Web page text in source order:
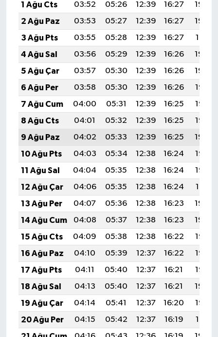
1 Ağu Cts
03:52 05:26 12:39 16:27
19:43
2 Ağu Paz
03:53 05:27 12:39 16:27
19:42
3 Ağu Pts
03:55 05:28 12:39 16:27
19:41
4 Ağu Sal
03:56 05:29 12:39 16:26
19:40
5 Ağu Çar
03:57 05:30 12:39 16:26
19:39
6 Ağu Per
03:58 05:30 12:39 16:26
19:38
7 Ağu Cum
04:00 05:31 12:39 16:25
19:37
8 Ağu Cts
04:01 05:32 12:39 16:25
19:35
9 Ağu Paz
04:02 05:33 12:39 16:25
19:34
10 Ağu Pts
04:03 05:34 12:38 16:24
19:33
11 Ağu Sal
04:04 05:35 12:38 16:24
19:32
12 Ağu Çar
04:06 05:35 12:38 16:24
19:31
13 Ağu Per
04:07 05:36 12:38 16:23
19:30
14 Ağu Cum
04:08 05:37 12:38 16:23
19:29
15 Ağu Cts
04:09 05:38 12:38 16:22
19:27
16 Ağu Paz
04:10 05:39 12:37 16:22
19:26
17 Ağu Pts
04:11 05:40 12:37 16:21
19:25
18 Ağu Sal
04:13 05:40 12:37 16:21
19:24
19 Ağu Çar
04:14 05:41 12:37 16:20
19:22
20 Ağu Per
04:15 05:42 12:37 16:19
19:21